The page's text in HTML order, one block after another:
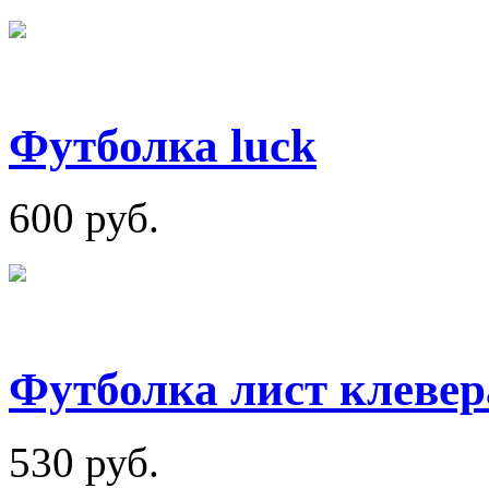
Футболка luck
600 руб.
Футболка лист
530 руб.